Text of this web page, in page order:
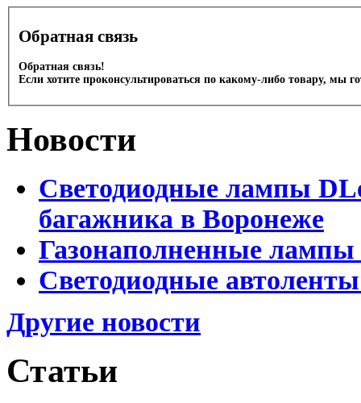
Обратная связь
Обратная связь!
Если хотите проконсультироваться по какому-либо товару, мы
Новости
Светодиодные лампы
багажника в Воронеже
Газонаполненные
Светодиодные
Другие новости
Статьи